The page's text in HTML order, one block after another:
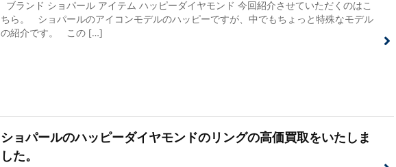
ブランド ショパール アイテム ハッピーダイヤモンド 今回紹介させていただくのはこ
ちら。 ショパールのアイコンモデルのハッピーですが、中でもちょっと特殊なモデル
の紹介です。 この […]
ショパールのハッピーダイヤモンドのリングの高価買取をいたしま
した。